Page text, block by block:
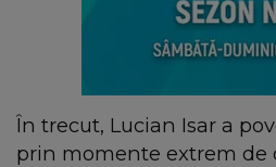
În trecut, Lucian Isar a
prin momente extrem de